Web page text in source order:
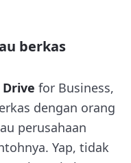
berkas
Drive for Business,
dengan orang
perusahaan
Yap, tidak